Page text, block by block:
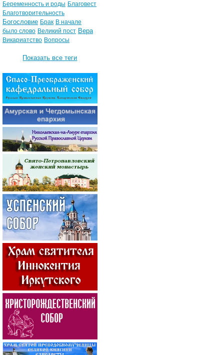
Беременность и роды Благовест
Благотворительность
Богословие Брак В начале
было слово Великий пост Вера
Викариатство Вопросы
Показать все теги